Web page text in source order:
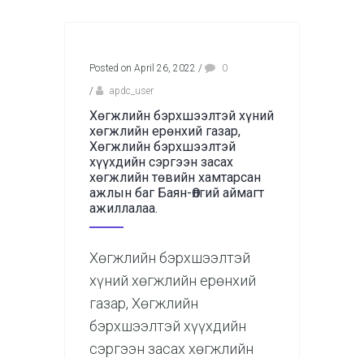
Posted on April 26, 2022 /
0
/
apdc_user
Хөгжлийн бэрхшээлтэй хүний
хөгжлийн ерөнхий газар,
Хөгжлийн бэрхшээлтэй
хүүхдийн сэргээн засах
хөгжлийн төвийн хамтарсан
ажлын баг Баян-Өлгий аймагт
ажиллалаа.
Хөгжлийн бэрхшээлтэй
хүний хөгжлийн ерөнхий
газар, Хөгжлийн
бэрхшээлтэй хүүхдийн
сэргээн засах хөгжлийн